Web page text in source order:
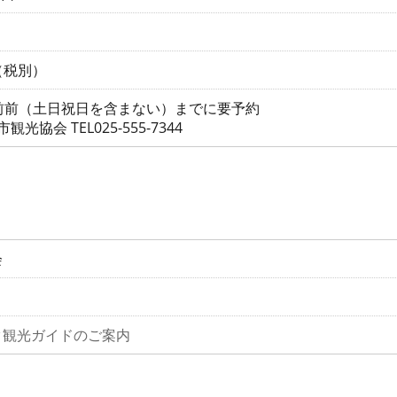
別）
（土日祝日を含まない）までに要予約
観光協会 TEL025-555-7344
光ガイドのご案内